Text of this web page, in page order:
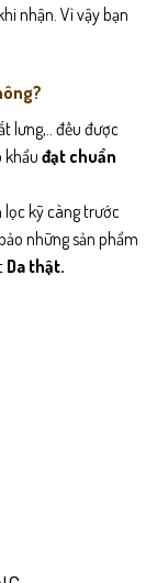
nhận. Vì vậy bạn
lưng,.. đều được
khẩu đạt chuẩn
lọc kỹ càng trước
những sản phẩm
Da thật.